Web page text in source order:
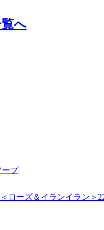
へ
ープ
ローズ＆イランイラン＞